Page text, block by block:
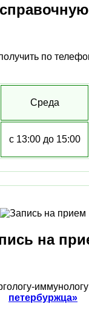
по
Среда
с 13:00 до 15:00
на
петербуржца»